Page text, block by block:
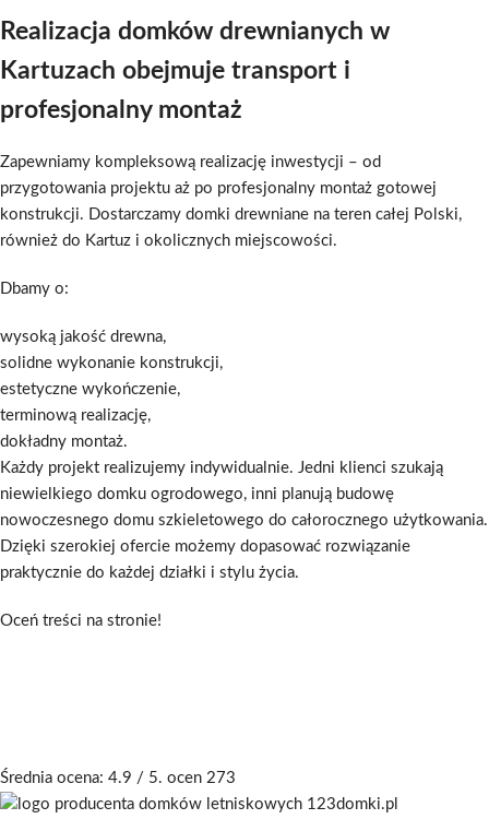
Realizacja domków drewnianych w
Kartuzach obejmuje transport i
profesjonalny montaż
Zapewniamy kompleksową realizację inwestycji – od
przygotowania projektu aż po profesjonalny montaż gotowej
konstrukcji. Dostarczamy domki drewniane na teren całej Polski,
również do Kartuz i okolicznych miejscowości.
Dbamy o:
wysoką jakość drewna,
solidne wykonanie konstrukcji,
estetyczne wykończenie,
terminową realizację,
dokładny montaż.
Każdy projekt realizujemy indywidualnie. Jedni klienci szukają
niewielkiego domku ogrodowego, inni planują budowę
nowoczesnego domu szkieletowego do całorocznego użytkowania.
Dzięki szerokiej ofercie możemy dopasować rozwiązanie
praktycznie do każdej działki i stylu życia.
Oceń treści na stronie!
Średnia ocena: 4.9 / 5. ocen 273